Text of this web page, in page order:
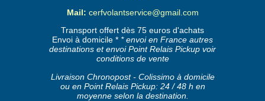
Mail: cerfvolantservice@gmail.com
Transport offert dès 75 euros d'achats
Envoi à domicile * * envoi en France autres
destinations et envoi Point Relais Pickup voir
conditions de vente
Livraison Chronopost - Colissimo à domicile
ou en Point Relais Pickup: 24 / 48 h en
moyenne selon la destination.